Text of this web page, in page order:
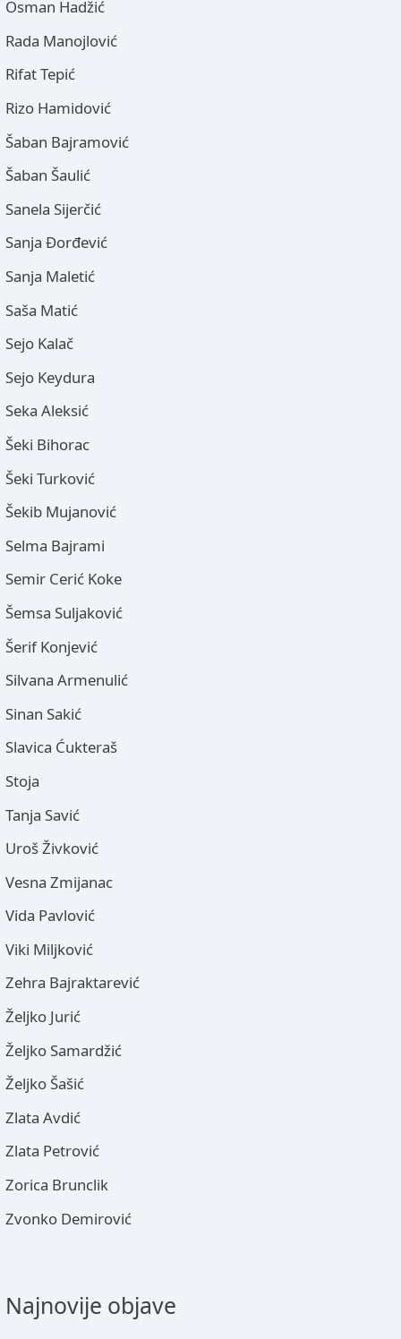
Osman Hadžić
Rada Manojlović
Rifat Tepić
Rizo Hamidović
Šaban Bajramović
Šaban Šaulić
Sanela Sijerčić
Sanja Đorđević
Sanja Maletić
Saša Matić
Sejo Kalač
Sejo Keydura
Seka Aleksić
Šeki Bihorac
Šeki Turković
Šekib Mujanović
Selma Bajrami
Semir Cerić Koke
Šemsa Suljaković
Šerif Konjević
Silvana Armenulić
Sinan Sakić
Slavica Ćukteraš
Stoja
Tanja Savić
Uroš Živković
Vesna Zmijanac
Vida Pavlović
Viki Miljković
Zehra Bajraktarević
Željko Jurić
Željko Samardžić
Željko Šašić
Zlata Avdić
Zlata Petrović
Zorica Brunclik
Zvonko Demirović
Najnovije objave